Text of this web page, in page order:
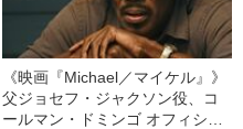
《映画『Michael／マイケル』》
父ジョセフ・ジャクソン役、コ
ールマン・ドミンゴ オフィシャ